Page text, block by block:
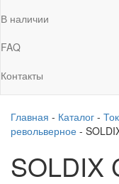
В наличии
FAQ
Контакты
Главная - Каталог -
револьверное -
SOLDIX